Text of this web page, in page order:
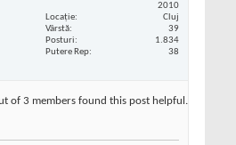
2010
Locaţie
Cluj
Vârstă
39
Posturi
1.834
Putere Rep
38
of 3 members found this post helpful.